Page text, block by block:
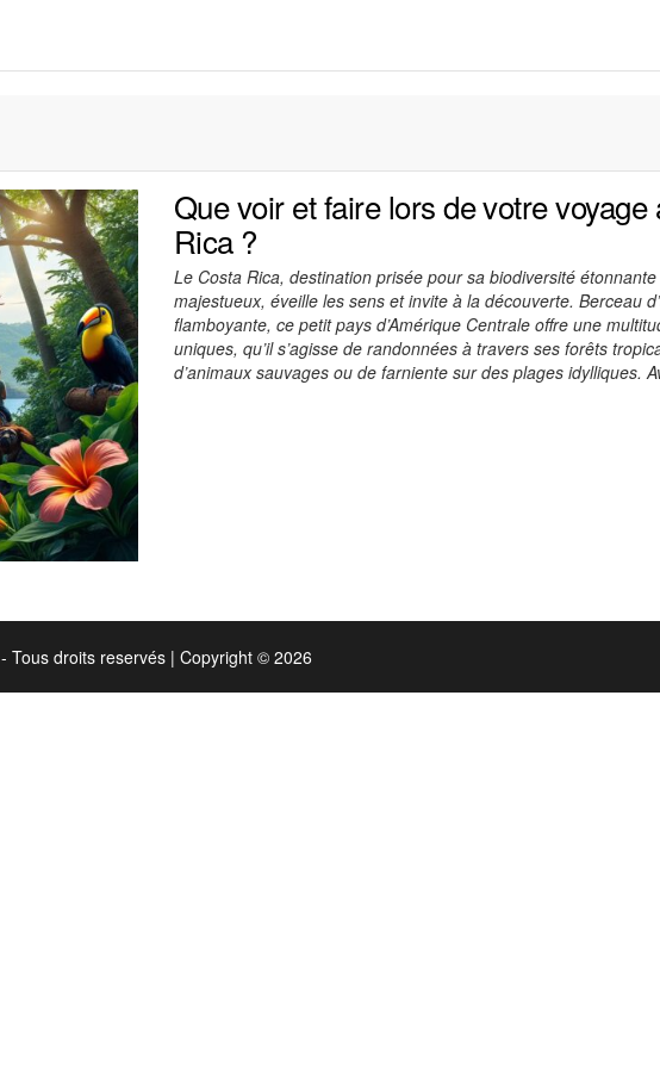
Que voir et faire lors de votre voyage
Rica ?
Le Costa Rica, destination prisée pour sa biodiversité
majestueux, éveille les sens et invite à la découverte. Berceau
flamboyante, ce petit pays d’Amérique Centrale offre une
uniques, qu’il s’agisse de randonnées à travers ses forêts
d’animaux sauvages ou de farniente sur des plages idylliques.
- Tous droits reservés | Copyright © 2026